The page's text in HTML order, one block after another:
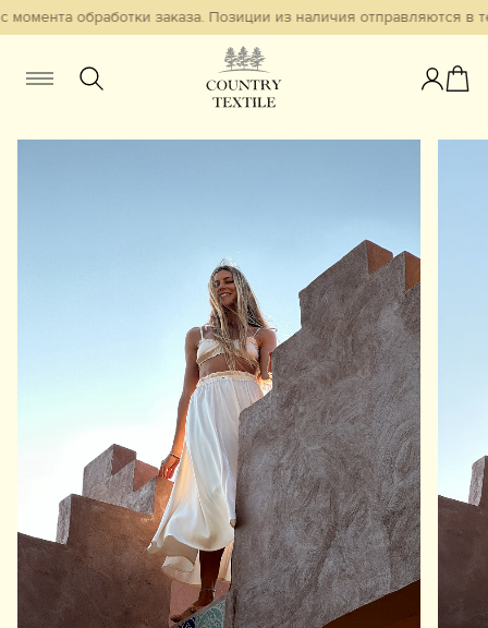
обработки заказа. Позиции из наличия отправляются в
Избранное
Одежда
Обувь
Аксессуары
Украшения